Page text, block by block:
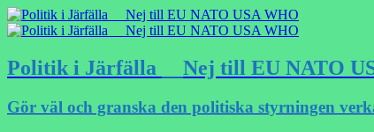
Politik i Järfälla __Nej till EU NATO
Gör väl och granska den politiska styrningen